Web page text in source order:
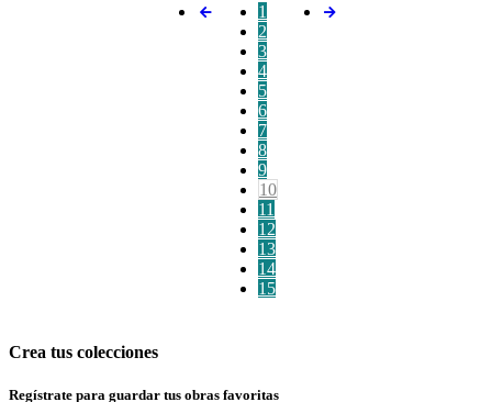
1
2
3
4
5
6
7
8
9
10
11
12
13
14
15
Crea tus colecciones
Regístrate para guardar tus obras favoritas